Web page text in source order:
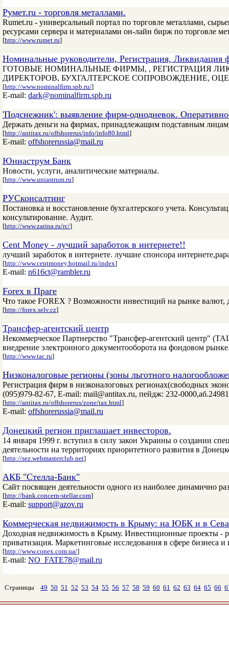
Румет.ru - торговля металлами.
Rumet.ru - универсальный портал по торговле металлами,
ресурсами сервера и материалами он-лайн бирж по торговле
[http://www.rumet.ru]
Номинальные руководители, Регистрация, Ликвидация
ГОТОВЫЕ НОМИНАЛЬНЫЕ ФИРМЫ, , РЕГИСТРАЦИЯ
ДИРЕКТОРОВ, БУХГАЛТЕРСКОЕ СОПРОВОЖДЕНИЕ,
[http://www.nominalfirm.spb.ru/]
E-mail: dark@nominalfirm.spb.ru
'Подснежник': выявление фирм-однодневок.
Держать деньги на фирмах, принадлежащим подставным
[http://antitax.ru/offshorerus/info/info80.html]
E-mail: offshorerussia@mail.ru
Юниаструм Банк
Новости, услуги, аналитические материалы.
[http://www.uniastrum.ru]
РУСконсалтинг
Постановка и восстановление бухгалтерского учета.
консультирование. Аудит.
[http://www.zarina.ru/rc/]
Cent Money - лучший заработок в интернете!!
лучший заработок в интернете. лучшие спонсора
[http://www.centmoney.hotmail.ru/index]
E-mail: n616ct@rambler.ru
Forex в Праге
Что такое FOREX ? Возможности инвестиций на рынке
[http://forex.selv.cz]
Трансфер-агентский центр
Некоммерческое Партнерство "Трансфер-агентский центр"
внедрение электронного документооборота на фондовом
[http://www.tac.ru]
Низконалоговые регионы (зоны льготного
Регистрация фирм в низконалоговых регионах(свободных
(095)979-82-67, E-mail: mail@antitax.ru, пейдж: 232-0000,aб.24981
[http://antitax.ru/offshorerus/zone/tax.html]
E-mail: offshorerussia@mail.ru
Донецкий регион приглашает инвесторов.
14 января 1999 г. вступил в силу закон Украины о создании
деятельности на территориях приоритетного развития в
[http://sez.webmasterclub.net]
АКБ "Стелла-Банк"
Сайт посвящен деятельности одного из наиболее динамично
[http://bank.concern-stellar.com]
E-mail: support@azov.ru
Коммерческая недвижимость в Крыму: на ЮБК и в
Доходная недвижимость в Крыму. Инвестиционные проекты -
приватизация. Маркетинговые исследования в сфере бизнеса
[http://www.conex.com.ua/]
E-mail: NO_FATE78@mail.ru
Страницы 49 50 51 52 53 54 55 56 57 58 59 60 61 62 63 64 65 66